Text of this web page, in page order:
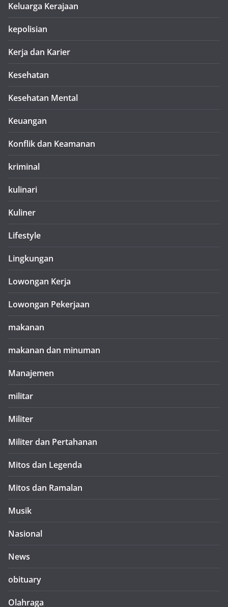
Keluarga Kerajaan
kepolisian
Kerja dan Karier
Kesehatan
Kesehatan Mental
Keuangan
Konflik dan Keamanan
kriminal
kulinari
Kuliner
Lifestyle
Lingkungan
Lowongan Kerja
Lowongan Pekerjaan
makanan
makanan dan minuman
Manajemen
militar
Militer
Militer dan Pertahanan
Mitos dan Legenda
Mitos dan Ramalan
Musik
Nasional
News
obituary
Olahraga